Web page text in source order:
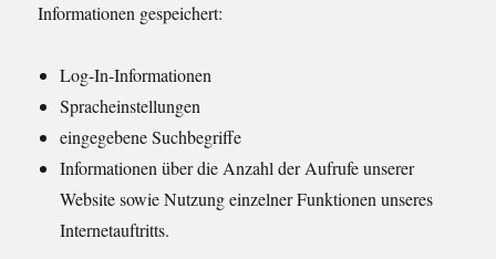
Informationen gespeichert:
Log-In-Informationen
Spracheinstellungen
eingegebene Suchbegriffe
Informationen über die Anzahl der Aufrufe unserer
Website sowie Nutzung einzelner Funktionen unseres
Internetauftritts.